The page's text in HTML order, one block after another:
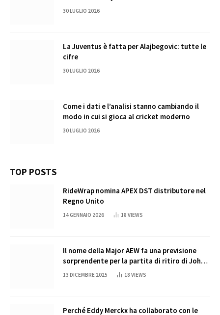
30 LUGLIO 2026
La Juventus è fatta per Alajbegovic: tutte le
cifre
30 LUGLIO 2026
Come i dati e l’analisi stanno cambiando il
modo in cui si gioca al cricket moderno
30 LUGLIO 2026
TOP POSTS
RideWrap nomina APEX DST distributore nel
Regno Unito
14 GENNAIO 2026 18 VIEWS
Il nome della Major AEW fa una previsione
sorprendente per la partita di ritiro di John
Cena
13 DICEMBRE 2025 18 VIEWS
Perché Eddy Merckx ha collaborato con le